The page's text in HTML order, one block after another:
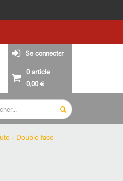
Se connecter
0 article
0,00 €
- Double face